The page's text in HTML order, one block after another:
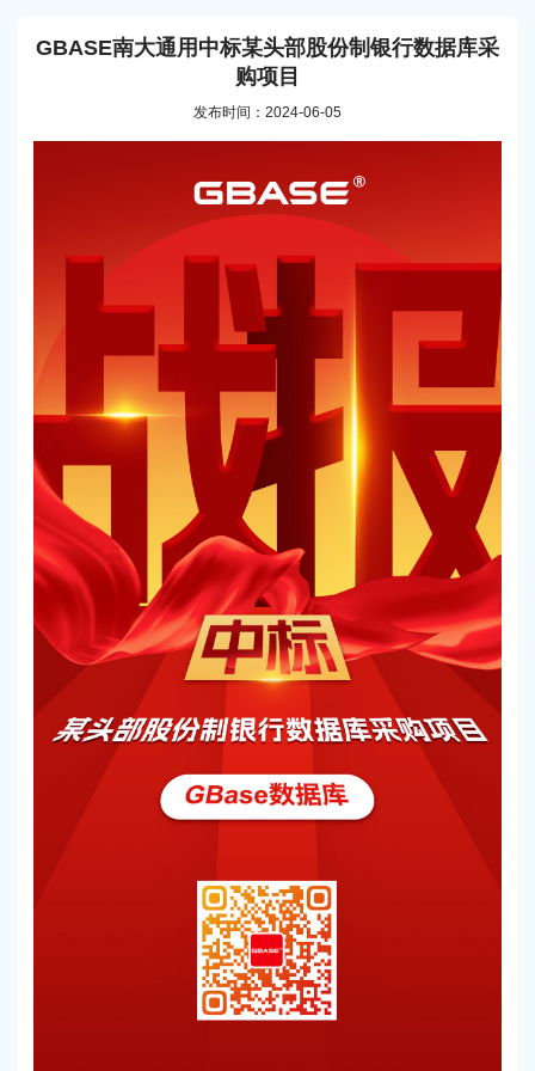
GBASE南大通用中标某头部股份制银行数据库采
购项目
发布时间：2024-06-05